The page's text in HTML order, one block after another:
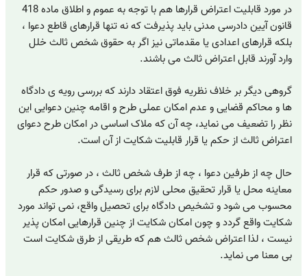
در مورد قابلیت اعتراض قرارها هم با توجه به عموم و اطلاق ماده 418
قانون آیین دادرسی مدنی باید پذیرفت که نه تنها قرارهای قاطع دعوا ،
بلکه قرارهای اعدادی یا مقدماتی نیز اگر به حقوق شخص ثالث خلل
وارد آورند قابل اعتراض ثالث می باشند.
گروهی دیگر بر خلاف نظریه فوق اعتقاد دارند که بررسی رویه ی دادگاه
ها و محاکم قضایی و عدم امکان عملی طرح و اقامه چنین دعوایی این
نظر را تضعیف می نماید، چه آن که ملاک اساسی در امکان طرح دعوای
اعتراض ثالث از حکم یا قرار قابلیت شکایت از آن است.
حال چه از طرفین دعوا ، چه از طرف شخص ثالث ، در صورتی که قرار
معاینه محل یا قرار تحقیق محلی لازم برای رسیدگی و صدور حکم
محسوب می شود و تشخیص دادگاه برای تحصیل واقع، نمی تواند مورد
شکایت واقع گردد و چون امکان شکایت از چنین قرارهایی امکان پذیر
نیست ، لذا اعتراض شخص ثالث هم که طریقی از طرق شکایت است
بی معنا می نماید.